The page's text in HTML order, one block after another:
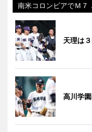
南米コロンビアでＭ７
天理は
高川学